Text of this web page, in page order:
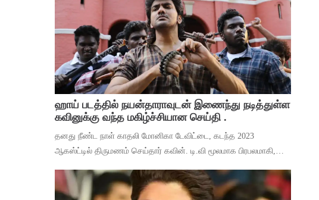
ஹாய் படத்தில் நயன்தாராவுடன் இணைந்து நடித்துள்ள
கவினுக்கு வந்த மகிழ்ச்சியான செய்தி .
தனது நீண்ட நாள் காதலி மோனிகா டேவிட்டை, கடந்த 2023
ஆகஸ்ட்டில் திருமணம் செய்தார் கவின். டி.வி மூலமாக பிரபலமாகி,
மூலம் ஹீரோவாக மாறி வெற்றிபெ